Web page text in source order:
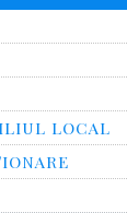
LOCAL